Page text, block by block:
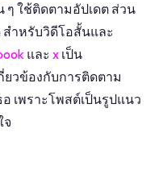
ใช้ติดตามอัปเดต ส่วน
สำหรับวิดีโอสั้นและ
และ x เป็น
วข้องกับการติดตาม
เพราะโพสต์เป็นรูปแนว
จ